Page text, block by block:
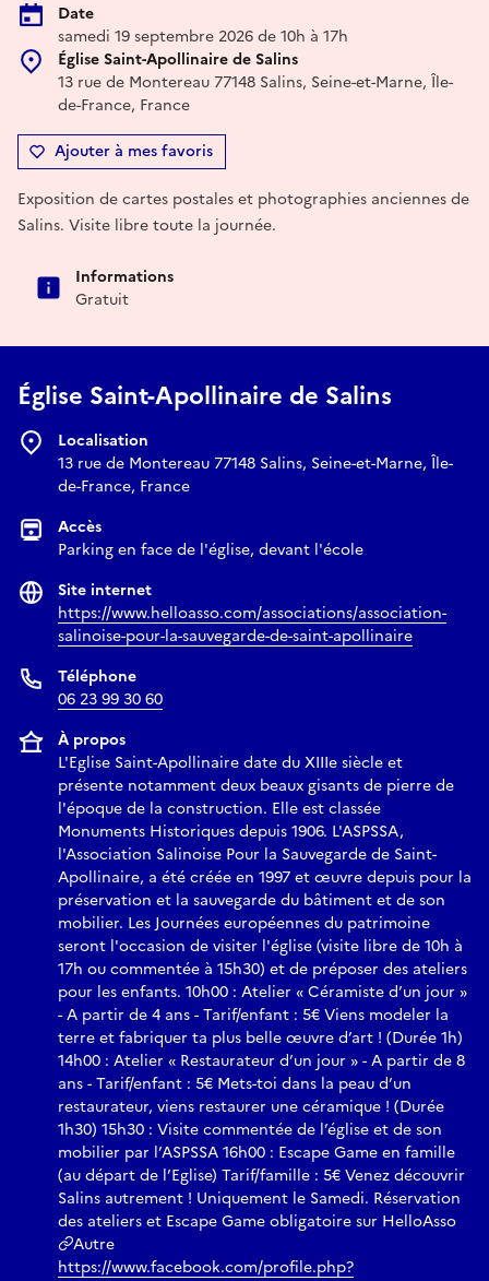
Date
samedi 19 septembre 2026 de 10h à 17h
Église Saint-Apollinaire de Salins
13 rue de Montereau 77148 Salins, Seine-et-Marne, Île-
de-France, France
Ajouter à mes favoris
Exposition de cartes postales et photographies anciennes de
Salins. Visite libre toute la journée.
Informations
Gratuit
Église Saint-Apollinaire de Salins
Localisation
13 rue de Montereau 77148 Salins, Seine-et-Marne, Île-
de-France, France
Accès
Parking en face de l'église, devant l'école
Site internet
https://www.helloasso.com/associations/association-
salinoise-pour-la-sauvegarde-de-saint-apollinaire
Téléphone
06 23 99 30 60
À propos
L'Eglise Saint-Apollinaire date du XIIIe siècle et
présente notamment deux beaux gisants de pierre de
l'époque de la construction. Elle est classée
Monuments Historiques depuis 1906. L'ASPSSA,
l'Association Salinoise Pour la Sauvegarde de Saint-
Apollinaire, a été créée en 1997 et œuvre depuis pour la
préservation et la sauvegarde du bâtiment et de son
mobilier. Les Journées européennes du patrimoine
seront l'occasion de visiter l'église (visite libre de 10h à
17h ou commentée à 15h30) et de préposer des ateliers
pour les enfants. 10h00 : Atelier « Céramiste d’un jour »
- A partir de 4 ans - Tarif/enfant : 5€ Viens modeler la
terre et fabriquer ta plus belle œuvre d’art ! (Durée 1h)
14h00 : Atelier « Restaurateur d’un jour » - A partir de 8
ans - Tarif/enfant : 5€ Mets-toi dans la peau d’un
restaurateur, viens restaurer une céramique ! (Durée
1h30) 15h30 : Visite commentée de l’église et de son
mobilier par l’ASPSSA 16h00 : Escape Game en famille
(au départ de l’Eglise) Tarif/famille : 5€ Venez découvrir
Salins autrement ! Uniquement le Samedi. Réservation
des ateliers et Escape Game obligatoire sur HelloAsso
Autre
https://www.facebook.com/profile.php?